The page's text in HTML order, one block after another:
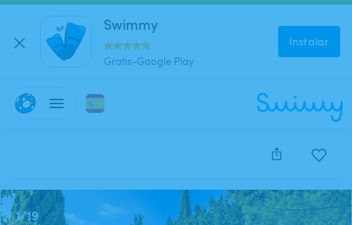
Swimmy
Gratis-Google Play
Instalar
Este anuncio está cerrado y no se puede reservar.
1/19